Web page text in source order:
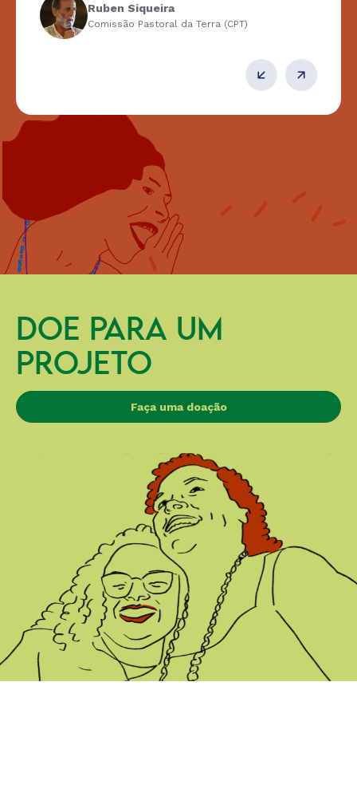
Ruben Siqueira
Comissão Pastoral da Terra (CPT)
DOE PARA UM
PROJETO
Faça uma doação